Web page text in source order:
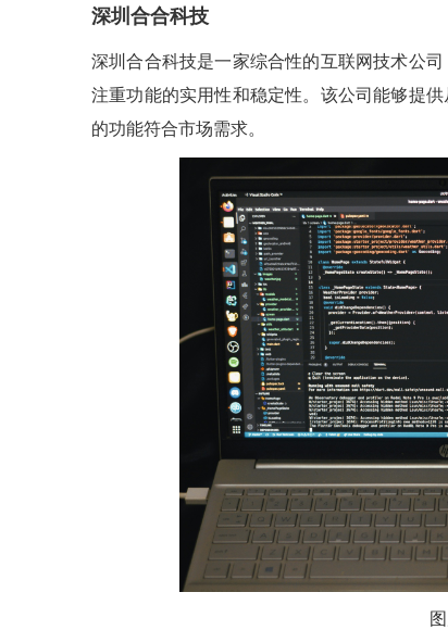
深圳合合科技
深圳合合科技是一家综合性的互联网技术公
注重功能的实用性和稳定性。该公司能够提
的功能符合市场需求。